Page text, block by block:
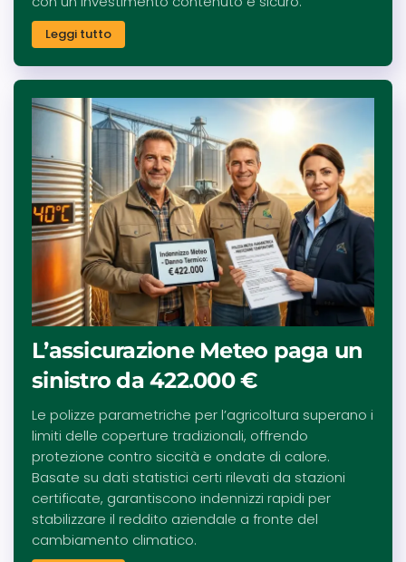
Leggi tutto
L’assicurazione Meteo paga un
sinistro da 422.000 €
Le polizze parametriche per l’agricoltura superano i
limiti delle coperture tradizionali, offrendo
protezione contro siccità e ondate di calore.
Basate su dati statistici certi rilevati da stazioni
certificate, garantiscono indennizzi rapidi per
stabilizzare il reddito aziendale a fronte del
cambiamento climatico.